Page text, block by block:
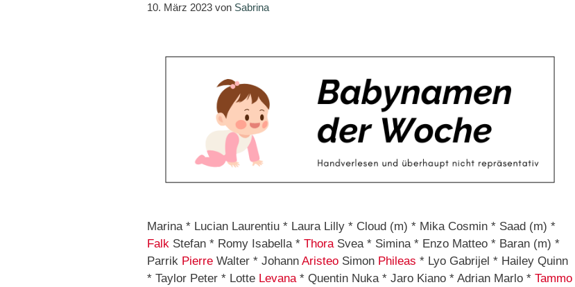
10. März 2023 von Sabrina
Marina * Lucian Laurentiu * Laura Lilly * Cloud (m) * Mika Cosmin * Saad (m) *
Falk Stefan * Romy Isabella * ThoraSvea * Simina * Enzo Matteo * Baran (m) *
Parrik Pierre Walter * Johann Aristeo Simon Phileas * Lyo Gabrijel * Hailey Quinn
* Taylor Peter * Lotte Levana* Quentin Nuka * Jaro Kiano * Adrian Marlo * Tammo